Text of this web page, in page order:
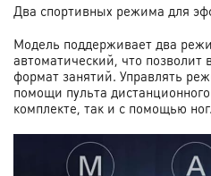
Два спортивных режима для
Модель поддерживает два
автоматический, что
формат занятий. Управлять
помощи пульта
комплекте, так и с помощью ног.